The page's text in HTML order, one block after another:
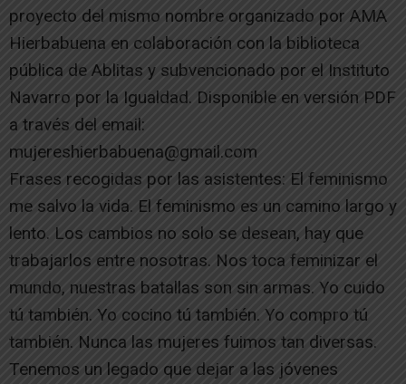
proyecto del mismo nombre organizado por AMA
Hierbabuena en colaboración con la biblioteca
pública de Ablitas y subvencionado por el Instituto
Navarro por la Igualdad. Disponible en versión PDF
a través del email:
mujereshierbabuena@gmail.com
Frases recogidas por las asistentes: El feminismo
me salvo la vida. El feminismo es un camino largo y
lento. Los cambios no solo se desean, hay que
trabajarlos entre nosotras. Nos toca feminizar el
mundo, nuestras batallas son sin armas. Yo cuido
tú también. Yo cocino tú también. Yo compro tú
también. Nunca las mujeres fuimos tan diversas.
Tenemos un legado que dejar a las jóvenes